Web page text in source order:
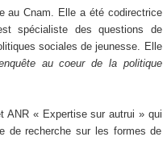
Cnam. Elle a été codirectrice
spécialiste des questions de
sociales de jeunesse. Elle
au coeur de la politique
ANR « Expertise sur autrui » qui
de recherche sur les formes de